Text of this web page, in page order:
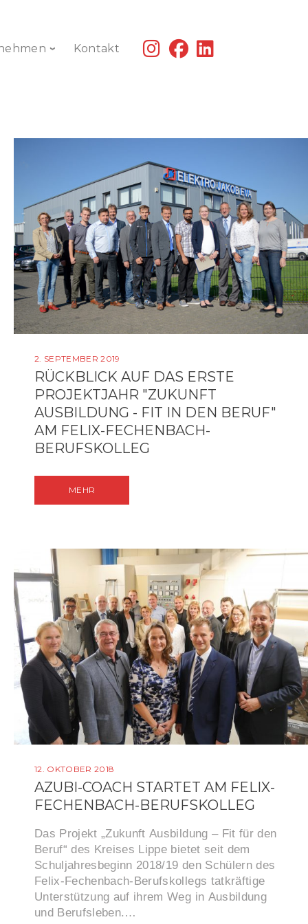
Kontakt
fab
fa-
fab
fa-
2. SEPTEMBER 2019
RÜCKBLICK AUF DAS ERSTE
PROJEKTJAHR "ZUKUNFT
AUSBILDUNG - FIT IN DEN BERUF"
AM FELIX-FECHENBACH-
BERUFSKOLLEG
MEHR
12. OKTOBER 2018
AZUBI-COACH STARTET AM FELIX-
FECHENBACH-BERUFSKOLLEG
Das Projekt „Zukunft Ausbildung – Fit für den
Beruf“ des Kreises Lippe bietet seit dem
Schuljahresbeginn 2018/19 den Schülern des
Felix-Fechenbach-Berufskollegs tatkräftige
Unterstützung auf ihrem Weg in Ausbildung
und Berufsleben.…